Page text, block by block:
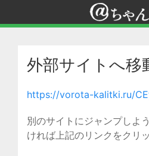
外部サイトへ移
https://vorota-kalitki.ru/
別のサイトにジャンプしよ
ければ上記のリンクをクリ